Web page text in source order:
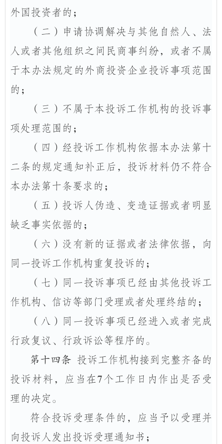
外国投资者的；
（二） 申请协调解决与其他自然人、法
人或者其他组织之间民商事纠纷，或者不属
于本办法规定的外商投资企业投诉事项范围
的；
（三） 不属于本投诉工作机构的投诉事
项处理范围的；
（四） 经投诉工作机构依据本办法第十
二条的规定通知补正后，投诉材料仍不符合
本办法第十条要求的；
（五） 投诉人伪造、变造证据或者明显
缺乏事实依据的；
（六） 没有新的证据或者法律依据，向
同一投诉工作机构重复投诉的；
（七） 同一投诉事项已经由其他投诉工
作机构、信访等部门受理或者处理终结的；
（八） 同一投诉事项已经进入或者完成
行政复议、行政诉讼等程序的。
第十四条 投诉工作机构接到完整齐备的
投诉材料，应当在7个工作日内作出是否受
理的决定。
符合投诉受理条件的，应当予以受理并
向投诉人发出投诉受理通知书；